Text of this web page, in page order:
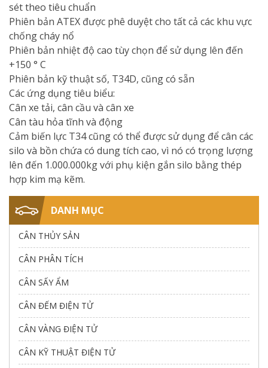
sét theo tiêu chuẩn
Phiên bản ATEX được phê duyệt cho tất cả các khu vực
chống cháy nổ
Phiên bản nhiệt độ cao tùy chọn để sử dụng lên đến
+150 ° C
Phiên bản kỹ thuật số, T34D, cũng có sẵn
Các ứng dụng tiêu biểu:
Cân xe tải, cân cầu và cân xe
Cân tàu hỏa tĩnh và động
Cảm biến lực T34 cũng có thể được sử dụng để cân các
silo và bồn chứa có dung tích cao, vì nó có trọng lượng
lên đến 1.000.000kg với phụ kiện gắn silo bằng thép
hợp kim mạ kẽm.
DANH MỤC
CÂN THỦY SẢN
CÂN PHÂN TÍCH
CÂN SẤY ẨM
CÂN ĐẾM ĐIỆN TỬ
CÂN VÀNG ĐIỆN TỬ
CÂN KỸ THUẬT ĐIỆN TỬ